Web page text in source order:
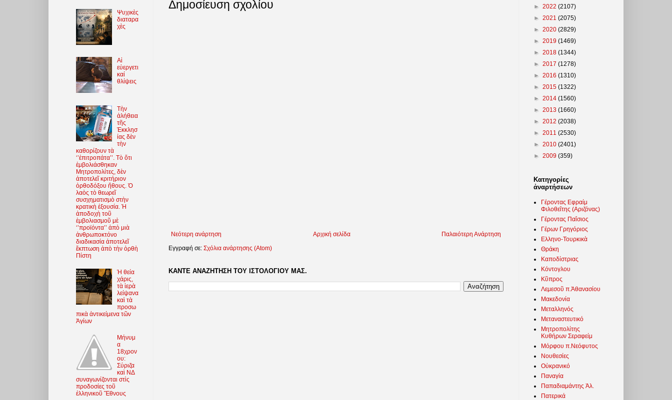
Δημοσίευση σχολίου
Νεότερη ανάρτηση Παλαιότερη Ανάρτηση
Αρχική σελίδα
Εγγραφή σε: Σχόλια ανάρτησης (Atom)
ΚΑΝΤΕ ΑΝΑΖΗΤΗΣΗ ΤΟΥ ΙΣΤΟΛΟΓΙΟΥ ΜΑΣ.
Ψυχικὲς
διαταρα
χὲς
Αἱ
εὐεργετι
καί
θλίψεις
Τὴν
ἀλήθεια
τῆς
Ἐκκλησ
ίας δὲν
τὴν
καθορίζουν τὰ
‘’ἐπιτροπάτα’’. Τὸ ὅτι
ἐμβολιάσθηκαν
Μητροπολίτες, δὲν
ἀποτελεῖ κριτήριον
ὀρθοδόξου ἤθους. Ὁ
λαὸς τὸ θεωρεῖ
συσχηματισμὸ στὴν
κρατικὴ ἐξουσία. Ἡ
ἀποδοχὴ τοῦ
ἐμβολιασμοῦ μὲ
‘’προϊόντα’’ ἀπὸ μιὰ
ἀνθρωποκτόνο
διαδικασία ἀποτελεῖ
ἔκπτωση ἀπὸ τὴν ὀρθὴ
Πίστη
Ἡ θεία
χάρις,
τὰ ἱερὰ
λείψανα
καὶ τὰ
προσω
πικὰ ἀντικείμενα τῶν
Ἁγίων
Μήνυμ
α
18χρον
ου:
Σύριζα
καὶ ΝΔ
συναγωνίζονται στὶς
προδοσίες τοῦ
ἑλληνικοῦ Ἔθνους
► 2022 (2107)
► 2021 (2075)
► 2020 (2829)
► 2019 (1469)
► 2018 (1344)
► 2017 (1278)
► 2016 (1310)
► 2015 (1322)
► 2014 (1560)
► 2013 (1660)
► 2012 (2038)
► 2011 (2530)
► 2010 (2401)
► 2009 (359)
Κατηγορίες
ἀναρτήσεων
Γέροντας Εφραίμ
Φιλοθεΐτης (Αριζόνας)
Γέροντας Παΐσιος
Γέρων Γρηγόριος
Ελληνο-Τουρκικὰ
Θράκη
Καποδίστριας
Κόντογλου
Κῦπρος
Λεμεσοῦ π.Ἀθανασίου
Μακεδονία
Μεταλληνός
Μεταναστευτικό
Μητροπολίτης
Κυθήρων Σεραφείμ
Μόρφου π.Νεόφυτος
Νουθεσίες
Οὐκρανικό
Παναγία
Παπαδιαμάντης Ἀλ.
Πατερικά